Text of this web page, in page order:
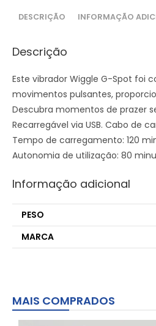
DESCRIÇÃO INFORMAÇÃO
Descrição
Este vibrador Wiggle G-Spot foi
movimentos pulsantes,
Descubra momentos de prazer
Recarregável via USB. Cabo de
Tempo de carregamento: 120
Autonomia de utilização: 80
Informação adicional
PESO
MARCA
MAIS COMPRADOS